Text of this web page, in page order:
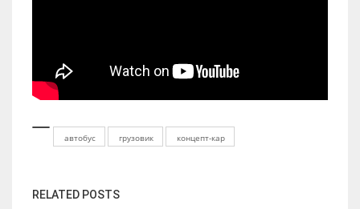
автобус грузовик концепт-кар
RELATED POSTS